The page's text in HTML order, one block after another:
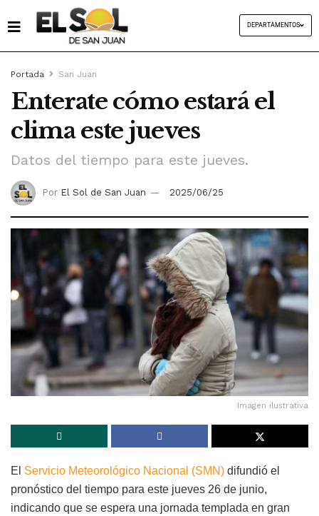
DEPARTAMENTOS
Portada San Juan
Enterate cómo estará el
clima este jueves
Datos del tiempo para este jueves.
Por El Sol de San Juan 2025/06/25
Imagen ilustrativa
El Servicio Meteorológico Nacional (SMN) difundió el
pronóstico del tiempo para este jueves 26 de junio,
indicando que se espera una jornada templada en gran